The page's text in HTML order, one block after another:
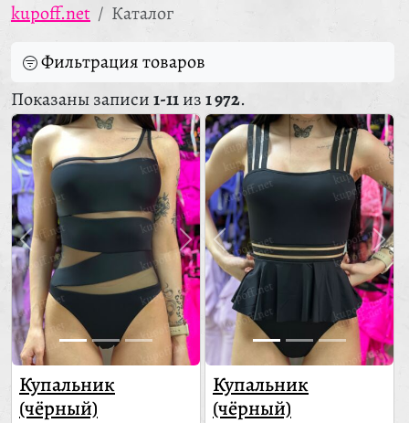
kupoff.net
Каталог
Фильтрация товаров
Показаны записи1-11из1 972.
Купальник
(чёрный)
Купальник
(чёрный)